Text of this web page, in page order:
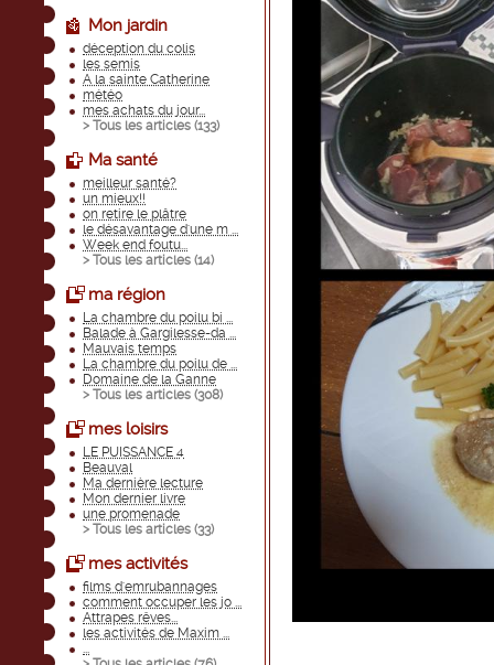
Mon jardin
déception du colis
les semis
A la sainte Catherine
météo
mes achats du jour...
> Tous les articles (133)
Ma santé
meilleur santé?
un mieux!!
on retire le plâtre
le désavantage d'une m ...
Week end foutu...
> Tous les articles (14)
ma région
La chambre du poilu bi ...
Balade à Gargilesse-da ...
Mauvais temps
La chambre du poilu de ...
Domaine de la Ganne
> Tous les articles (308)
mes loisirs
LE PUISSANCE 4
Beauval
Ma dernière lecture
Mon dernier livre
une promenade
> Tous les articles (33)
mes activités
films d'emrubannages
comment occuper les jo ...
Attrapes rêves...
les activités de Maxim ...
...